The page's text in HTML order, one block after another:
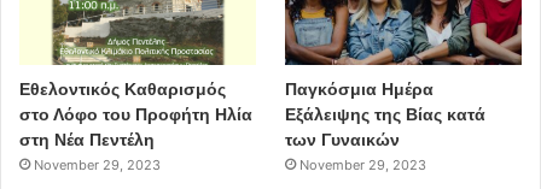
Εθελοντικός Καθαρισμός
στο Λόφο του Προφήτη Ηλία
στη Νέα Πεντέλη
November 29, 2023
Παγκόσμια Ημέρα
Εξάλειψης της Βίας κατά
των Γυναικών
November 29, 2023